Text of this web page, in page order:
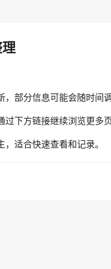
部分信息可能会随时间
下方链接继续浏览更多页
适合快速查看和记录。